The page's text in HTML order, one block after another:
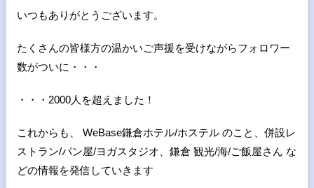
いつもありがとうございます。
たくさんの皆様方の温かいご声援を受けながらフォロワー
数がついに・・・
・・・2000人を超えました！
これからも、 WeBase鎌倉ホテル/ホステル のこと、併設レ
ストラン/パン屋/ヨガスタジオ、鎌倉 観光/海/ご飯屋さん な
どの情報を発信していきます